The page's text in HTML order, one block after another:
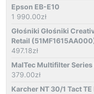
Epson EB-E10
1 990.00zł
Głośniki Głośniki
Retail
497.18zł
MalTec Multifilter
379.00zł
Karcher NT 30/1 Tact TE